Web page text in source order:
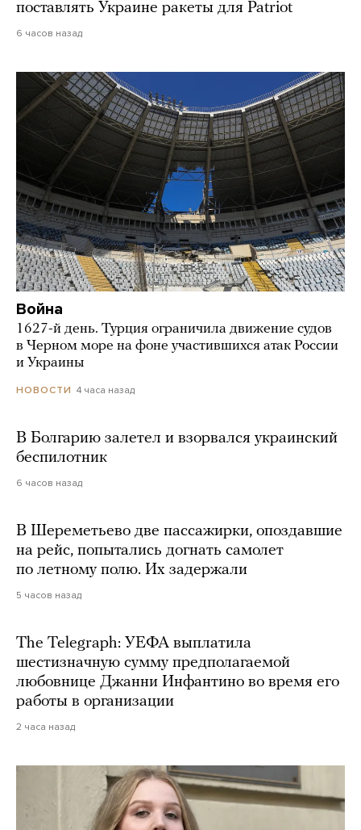
поставлять Украине ракеты для Patriot
6 часов назад
Война
1627-й день. Турция ограничила движение судов
в Черном море на фоне участившихся атак России
и Украины
НОВОСТИ 4 часа назад
В Болгарию залетел и взорвался украинский
беспилотник
6 часов назад
В Шереметьево две пассажирки, опоздавшие
на рейс, попытались догнать самолет
по летному полю. Их задержали
5 часов назад
The Telegraph: УЕФА выплатила
шестизначную сумму предполагаемой
любовнице Джанни Инфантино во время его
работы в организации
2 часа назад